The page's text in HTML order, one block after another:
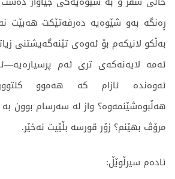
ڕەنگە بەو شێوەیە دەرفەتێکت هەبێت
بەڵکو لانیکەم بۆ ئەوەی تێنەگەیشتنی
ئەمە لایەنەکەی تری ئەم
ئەوەندە ئازام کە هەموو
هەڵبوەشێنمەوە؟ واز لە سەرسام بوون
مرۆڤ بهێنم؟ زۆر قورسە بڵێیت نەخێر.
ئادەم سیرڵوێڵ: